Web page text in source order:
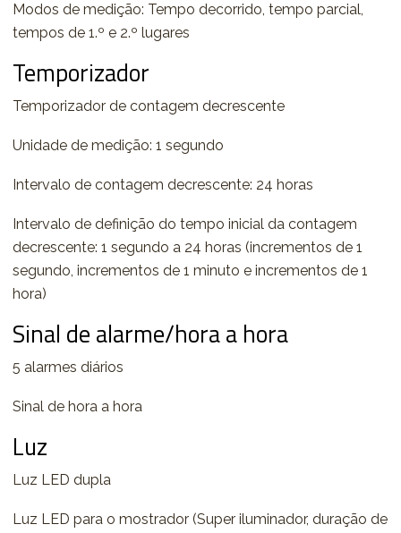
Modos de medição: Tempo decorrido, tempo parcial,
tempos de 1.º e 2.º lugares
Temporizador
Temporizador de contagem decrescente
Unidade de medição: 1 segundo
Intervalo de contagem decrescente: 24 horas
Intervalo de definição do tempo inicial da contagem
decrescente: 1 segundo a 24 horas (incrementos de 1
segundo, incrementos de 1 minuto e incrementos de 1
hora)
Sinal de alarme/hora a hora
5 alarmes diários
Sinal de hora a hora
Luz
Luz LED dupla
Luz LED para o mostrador (Super iluminador, duração de